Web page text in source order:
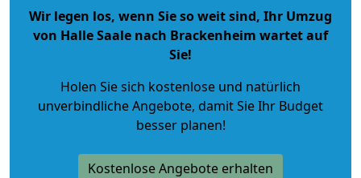
Wir legen los, wenn Sie so weit sind, Ihr Umzug
von Halle Saale nach Brackenheim wartet auf
Sie!
Holen Sie sich kostenlose und natürlich
unverbindliche Angebote, damit Sie Ihr Budget
besser planen!
Kostenlose Angebote erhalten